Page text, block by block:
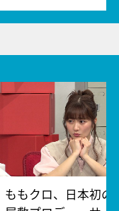
ももクロ、日本初の